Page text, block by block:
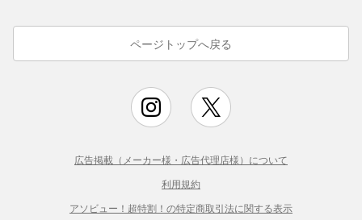
ページトップへ戻る
広告掲載（メーカー様・広告代理店様）について
利用規約
アソビュー！超特割！の特定商取引法に関する表示